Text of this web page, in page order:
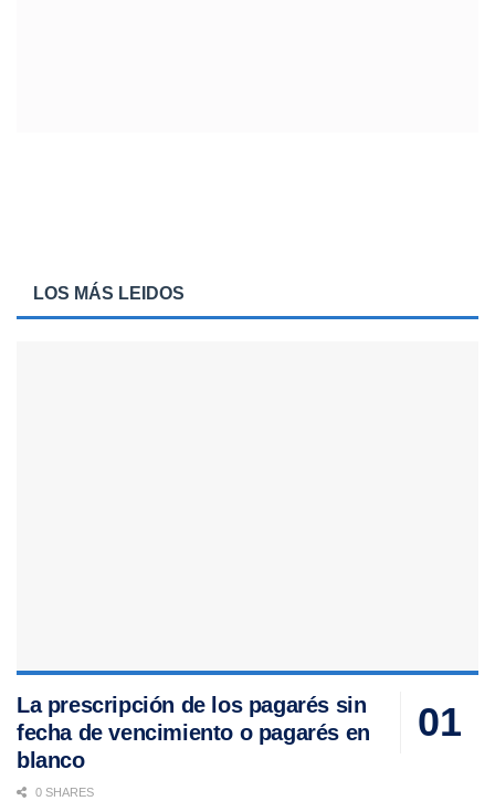
LOS MÁS LEIDOS
La prescripción de los pagarés sin
fecha de vencimiento o pagarés en
blanco
0 SHARES